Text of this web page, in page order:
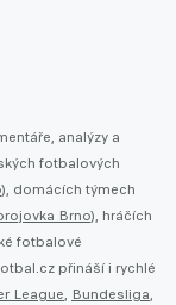
analýzy a
fotbalových
), domácích týmech
Brno), hráčích
fotbalové
přináší i rychlé
League, Bundesliga,